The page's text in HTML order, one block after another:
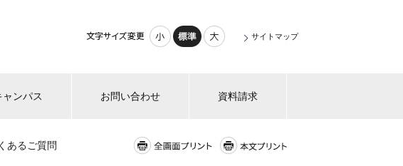
サイトマップ
ンパス お問い合わせ 資料請求
あるご質問